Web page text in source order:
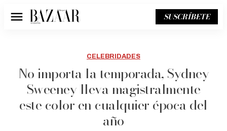
Menú SUSCRÍBETE
CELEBRIDADES
No importa la temporada, Sydney
Sweeney lleva magistralmente
este color en cualquier época del
año